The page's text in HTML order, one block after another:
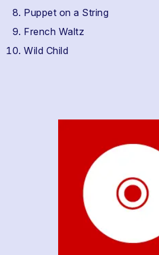
Puppet on a String
French Waltz
Wild Child